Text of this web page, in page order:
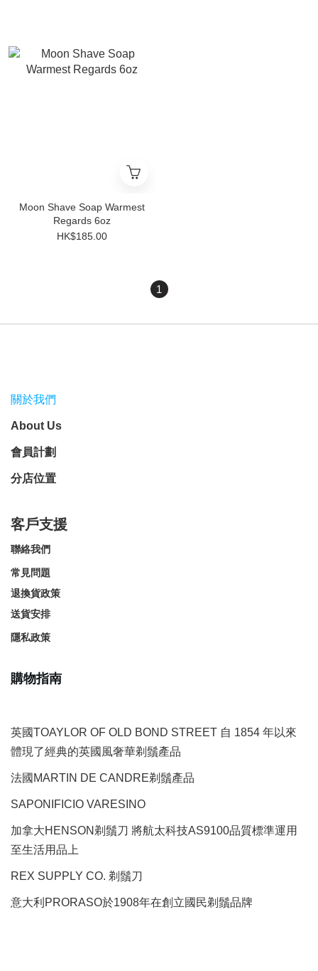
Moon Shave Soap Warmest
Regards 6oz
HK$185.00
1
關於我們
About Us
會員計劃
分店位置
客戶支援
聯絡我們
常見問題
退換貨政策
送貨安排
隱私政策
購物指南
英國TOAYLOR OF OLD BOND STREET 自 1854 年以來
體現了經典的英國風奢華剃鬚產品
法國MARTIN DE CANDRE剃鬚產品
SAPONIFICIO VARESINO
加拿大HENSON剃鬚刀 將航太科技AS9100品質標準運用
至生活用品上
REX SUPPLY CO. 剃鬚刀
意大利PRORASO於1908年在創立國民剃鬚品牌